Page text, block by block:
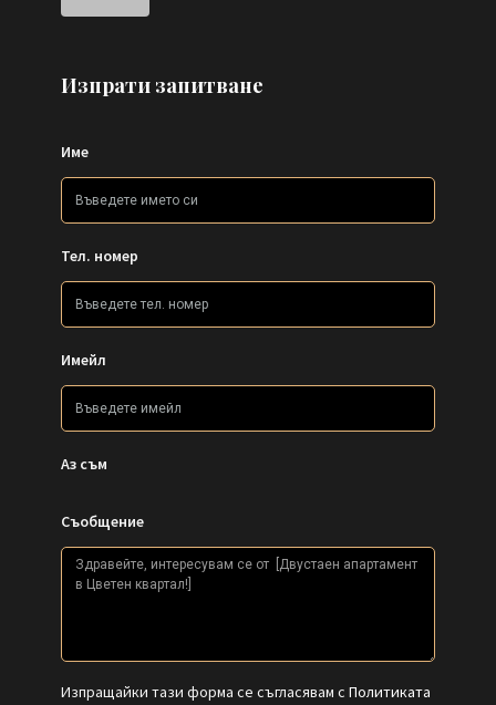
Изпрати запитване
Име
Тел. номер
Имейл
Аз съм
Съобщение
Изпращайки тази форма се съгласявам с Политиката